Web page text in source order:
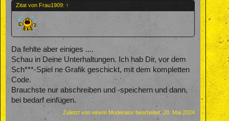
Zitat von Frau1909: ↑
Da fehlte aber einiges ....
Schau in Deine Unterhaltungen. Ich hab Dir, vor dem
Sch***-Spiel ne Grafik geschickt, mit dem kompletten
Code.
Brauchste nur abschreiben und -speichern und dann,
bei bedarf einfügen.
Zuletzt von einem Moderator bearbeitet:20. Mai 2024